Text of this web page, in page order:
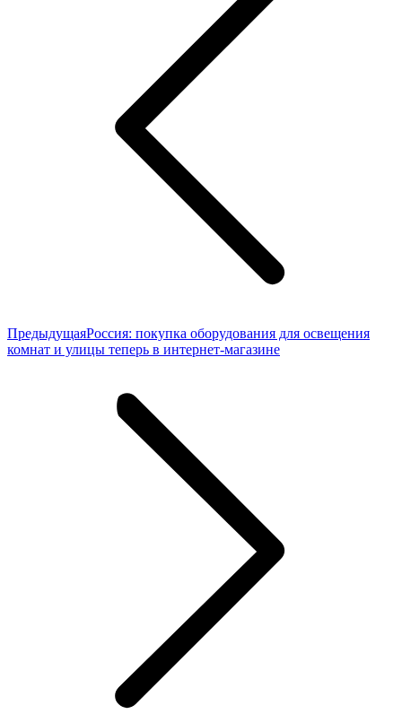
ПредыдущаяПредыдущая
запись:
Россия: покупка оборудования для освещения
комнат и улицы теперь в интернет-магазине